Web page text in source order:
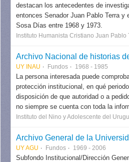
destacan los antecedentes de
entonces Senador Juan Pablo Terra y
Sosa Días entre 1968 y 1973.
Instituto Humanista Cristiano Juan Pablo
UY INAU Fundos 1968 - 1985
La persona interesada puede
protección institucional, en qué
disposición de que autoridad o a
no siempre se cuenta con toda la
Instituto del Nino y Adolescente del
UY AGU Fundos 1969 - 2006
Subfondo Institucional/Dirección